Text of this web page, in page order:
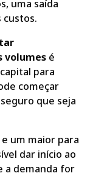
uma saída
volumes é
para
começar
que seja
um maior para
dar início ao
a demanda for